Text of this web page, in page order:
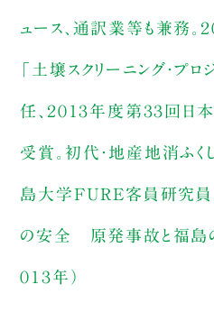
ュース、通訳業等も兼務。２
「土壌スクリーニング・プ
任、２０１３年度第３３回
受賞。初代・地産地消ふく
島大学FURE客員研究員
の安全 原発事故と福島の
０１３年）